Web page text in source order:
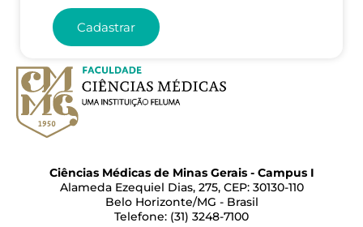
Cadastrar
Ciências Médicas de Minas Gerais - Campus I
Alameda Ezequiel Dias, 275, CEP: 30130-110
Belo Horizonte/MG - Brasil
Telefone: (31) 3248-7100